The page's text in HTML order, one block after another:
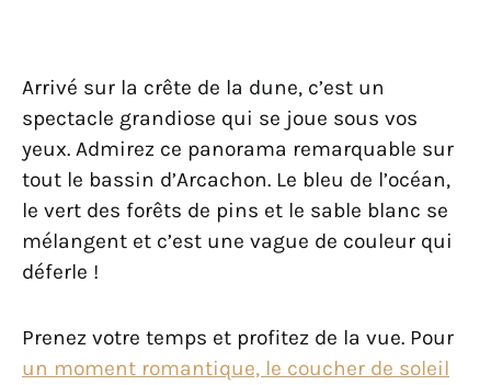
Arrivé sur la crête de la dune, c’est un
spectacle grandiose qui se joue sous vos
yeux. Admirez ce panorama remarquable sur
tout le bassin d’Arcachon. Le bleu de l’océan,
le vert des forêts de pins et le sable blanc se
mélangent et c’est une vague de couleur qui
déferle !
Prenez votre temps et profitez de la vue. Pour
un moment romantique, le coucher de soleil